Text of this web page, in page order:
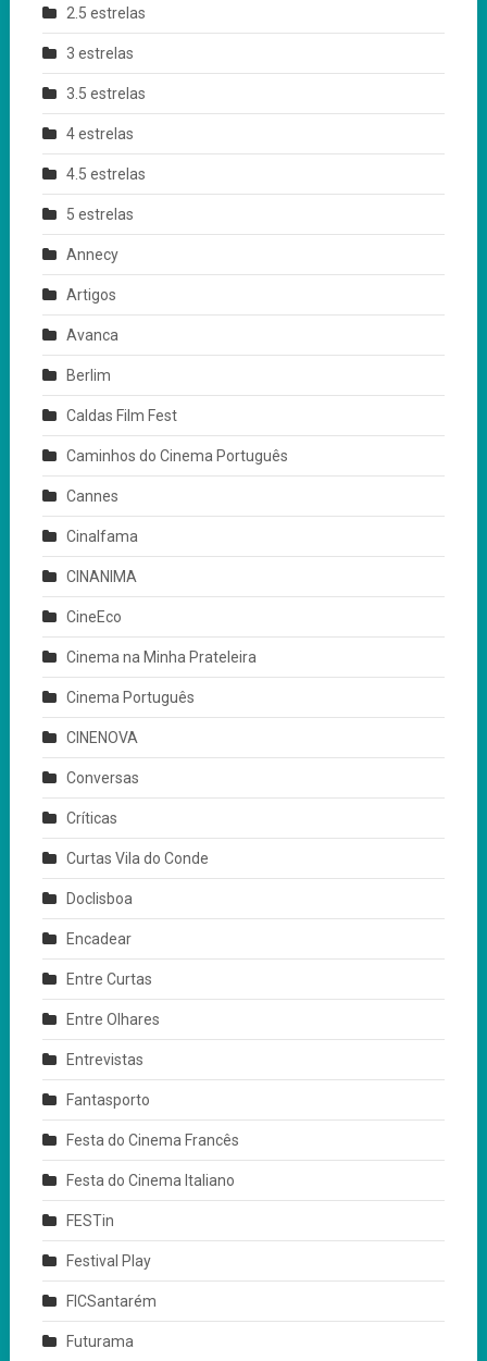
2.5 estrelas
3 estrelas
3.5 estrelas
4 estrelas
4.5 estrelas
5 estrelas
Annecy
Artigos
Avanca
Berlim
Caldas Film Fest
Caminhos do Cinema Português
Cannes
Cinalfama
CINANIMA
CineEco
Cinema na Minha Prateleira
Cinema Português
CINENOVA
Conversas
Críticas
Curtas Vila do Conde
Doclisboa
Encadear
Entre Curtas
Entre Olhares
Entrevistas
Fantasporto
Festa do Cinema Francês
Festa do Cinema Italiano
FESTin
Festival Play
FICSantarém
Futurama